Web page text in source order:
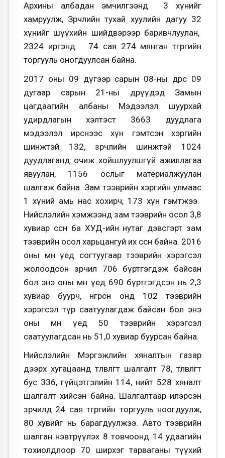
Архины албадан эмчилгээнд 3 хүнийг
хамруулж, Зөрчлийн тухай хуулийн дагуу 32
хүнийг шүүхийн шийдвэрээр баривчлуулан,
2324 иргэнд 74 сая 274 мянган төгрөгийн
торгууль оногдуулсан байна.
2017 оны 09 дүгээр сарын 08-ны өдрөөс 09
дугаар сарын 21-ны өдрүүдэд Замын
цагдаагийн албаны Мэдээлэл шуурхай
удирдлагын хэлтэст 3663 дуудлага
мэдээлэл ирснээс хүн гэмтсэн хэргийн
шинжтэй 132, зөрчлийн шинжтэй 1024
дуудлаганд очиж хойшлуулшгүй ажиллагаа
явуулан, 1156 ослыг материалжуулан
шалгаж байна. Зам тээврийн хэргийн улмаас
1 хүний амь нас хохирч, 173 хүн гэмтжээ.
Нийслэлийн хэмжээнд зам тээврийн осол 3,8
хувиар өссөн ба ХУД-ийн нутаг дэвсгэрт зам
тээврийн осол харьцангуй их өссөн байна. 2016
оны мөн үед согтуугаар тээврийн хэрэгсэл
жолоодсон зөрчил 706 бүртгэгдэж байсан
бол энэ оны мөн үед 690 бүртгэгдсэн нь 2,3
хувиар буурч, өнгөрсөн онд 102 тээврийн
хэрэгсэл түр саатуулагдаж байсан бол энэ
оны мөн үед 50 тээврийн хэрэгсэл
саатуулагдсан нь 51,0 хувиар буурсан байна.
Нийслэлийн Мэргэжлийн хяналтын газар
дээрх хугацаанд төлөвлөгөөт шалгалт 78, төлөвлөгөөт
бус 336, гүйцэтгэлийн 114, нийт 528 хяналт
шалгалт хийсэн байна. Шалгалтаар илэрсэн
зөрчилд 24 сая төгрөгийн торгууль ноогдуулж,
80 хувийг нь барагдуулжээ. Авто тээврийн
шалган нэвтрүүлэх 8 товчоонд 14 удаагийн
тохиолдлоор 70 ширхэг тарваганы түүхий